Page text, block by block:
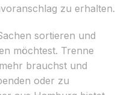
zu erhalten.
sortieren und
möchtest. Trenne
brauchst und
oder zu